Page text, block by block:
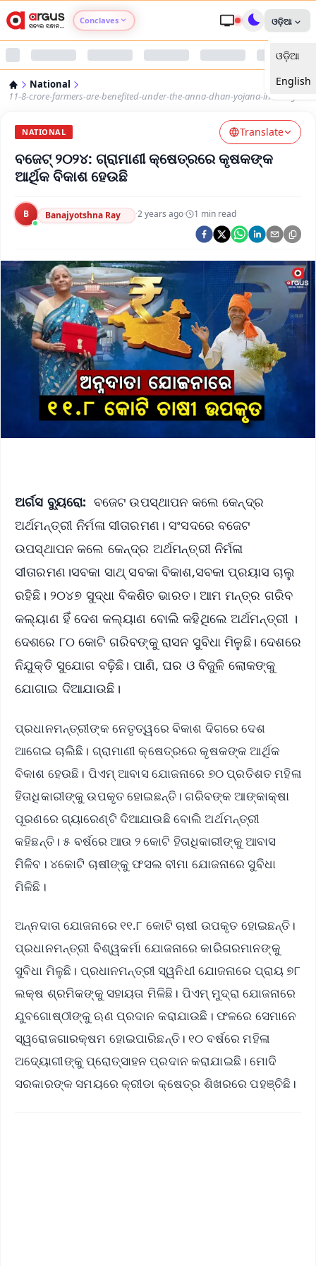
Conclaves
Argus Nari Shakti
Argus Health Connect
Argus Swaad Odisha
Argus Chalo Dekhein Apna Desh
ଓଡ଼ିଆ
ଓଡ଼ିଆ
English
National
11-8-crore-farmers-are-benefited-under-the-anna-dhan-yojana-​in-budget
NATIONAL Translate
ବଜେଟ୍‌ ୨୦୨୪: ଗ୍ରାମାଣୀ କ୍ଷେତ୍ରରେ କୃଷକଙ୍କ
ଆର୍ଥିକ ବିକାଶ ହେଉଛି
B Banajyotshna Ray ·2 years ago· 1 min read
ଅର୍ଗସ ବ୍ୟୁରୋ: ବଜେଟ ଉପସ୍ଥାପନ କଲେ କେନ୍ଦ୍ର
ଅର୍ଥମନ୍ତ୍ରୀ ନିର୍ମଳା ସୀତାରମଣ। ସଂସଦରେ ବଜେଟ
ଉପସ୍ଥାପନ କଲେ କେନ୍ଦ୍ର ଅର୍ଥମନ୍ତ୍ରୀ ନିର୍ମଳା
ସୀତାରମଣ।ସବକା ସାଥ୍‌ ସବକା ବିକାଶ,ସବକା ପ୍ରୟାସ ଚାଲୁ
ରହିଛି। ୨୦୪୭ ସୁଦ୍ଧା ବିକଶିତ ଭାରତ। ଆମ ମନ୍ତ୍ର ଗରିବ
କଲ୍ୟାଣ ହିଁ ଦେଶ କଲ୍ୟାଣ ବୋଲି କହିଥିଲେ ଅର୍ଥମନ୍ତ୍ରୀ ।
ଦେଶରେ ୮୦ କୋଟି ଗରିବଙ୍କୁ ରାସନ ସୁବିଧା ମିଳୁଛି। ଦେଶରେ
ନିଯୁକ୍ତି ସୁଯୋଗ ବଢ଼ିଛି। ପାଣି, ଘର ଓ ବିଜୁଳି ଲୋକଙ୍କୁ
ଯୋଗାଇ ଦିଆଯାଉଛି।
ପ୍ରଧାନମନ୍ତ୍ରୀଙ୍କ ନେତୃତ୍ୱରେ ବିକାଶ ଦିଗରେ ଦେଶ
ଆଗେଇ ଚାଲିଛି। ଗ୍ରାମାଣୀ କ୍ଷେତ୍ରରେ କୃଷକଙ୍କ ଆର୍ଥିକ
ବିକାଶ ହେଉଛି। ପିଏମ୍‌ ଆବାସ ଯୋଜନାରେ ୭୦ ପ୍ରତିଶତ ମହିଳା
ହିତାଧିକାରୀଙ୍କୁ ଉପକୃତ ହୋଇଛନ୍ତି। ଗରିବଙ୍କ ଆଙ୍କାକ୍ଷା
ପୂରଣରେ ଗ୍ୟାରେଣ୍ଟି ଦିଆଯାଉଛି ବୋଲି ଅର୍ଥମନ୍ତ୍ରୀ
କହିଛନ୍ତି। ୫ ବର୍ଷରେ ଆଉ ୨ କୋଟି ହିତାଧିକାରୀଙ୍କୁ ଆବାସ
ମିଳିବ। ୪କୋଟି ଚାଷୀଙ୍କୁ ଫସଲ ବୀମା ଯୋଜନାରେ ସୁବିଧା
ମିଳିଛି।
ଅନ୍ନଦାତା ଯୋଜନାରେ ୧୧.୮ କୋଟି ଚାଷୀ ଉପକୃତ ହୋଇଛନ୍ତି।
ପ୍ରଧାନମନ୍ତ୍ରୀ ବିଶ୍ୱକର୍ମା ଯୋଜନାରେ କାରିଗରମାନଙ୍କୁ
ସୁବିଧା ମିଳୁଛି। ପ୍ରଧାନମନ୍ତ୍ରୀ ସ୍ୱନିଧୀ ଯୋଜନାରେ ପ୍ରାୟ ୭୮
ଲକ୍ଷ ଶ୍ରମିକଙ୍କୁ ସହାୟତା ମିଳିଛି। ପିଏମ୍‌ ମୁଦ୍ରା ଯୋଜନାରେ
ଯୁବଗୋଷ୍ଠୀଙ୍କୁ ଋଣ ପ୍ରଦାନ କରାଯାଉଛି। ଫଳରେ ସେମାନେ
ସ୍ୱରୋଜଗାରକ୍ଷମ ହୋଇପାରିଛନ୍ତି। ୧୦ ବର୍ଷରେ ମହିଳା
ଅଦ୍ୟୋଗୀଙ୍କୁ ପ୍ରୋତ୍ସାହନ ପ୍ରଦାନ କରାଯାଇଛି। ମୋଦି
ସରକାରଙ୍କ ସମୟରେ କ୍ରୀଡା କ୍ଷେତ୍ର ଶିଖରରେ ପହଞ୍ଚିଛି।